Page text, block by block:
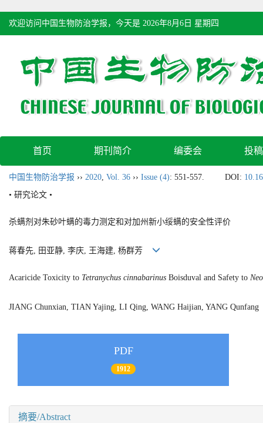
欢迎访问中国生物防治学报，今天是 2026年8月6日 星期四
首页 期刊简介 编委会 投
中国生物防治学报 ›› 2020, Vol. 36 ›› Issue (4): 551-557. DOI:
• 研究论文 •
杀螨剂对朱砂叶螨的毒力测定和对加州新小绥螨的安全性评价
蒋春先, 田亚静, 李庆, 王海建, 杨群芳
Acaricide Toxicity to Tetranychus cinnabarinus Boisduval and Safety to
JIANG Chunxian, TIAN Yajing, LI Qing, WANG Haijian, YANG
PDF
1912
摘要/Abstract